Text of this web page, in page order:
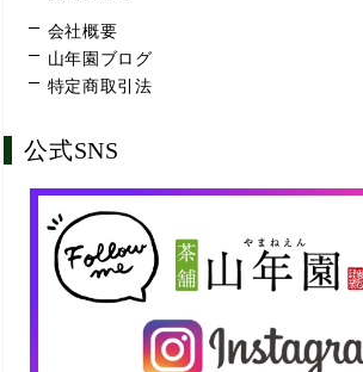
会社概要
山年園ブログ
特定商取引法
公式SNS